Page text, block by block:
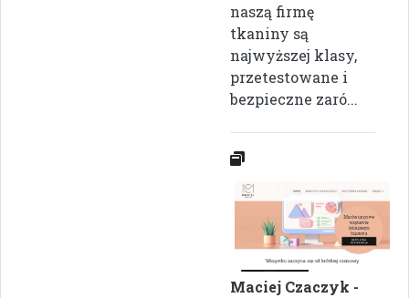
naszą firmę
tkaniny są
najwyższej klasy,
przetestowane i
bezpieczne zaró...
Maciej Czaczyk -